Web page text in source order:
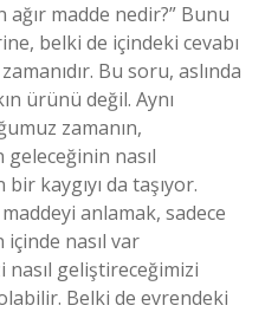
madde nedir?” Bunu
belki de içindeki cevabı
Bu soru, aslında
ürünü değil. Aynı
zamanın,
geleceğinin nasıl
kaygıyı da taşıyor.
anlamak, sadece
nasıl var
geliştireceğimizi
Belki de evrendeki